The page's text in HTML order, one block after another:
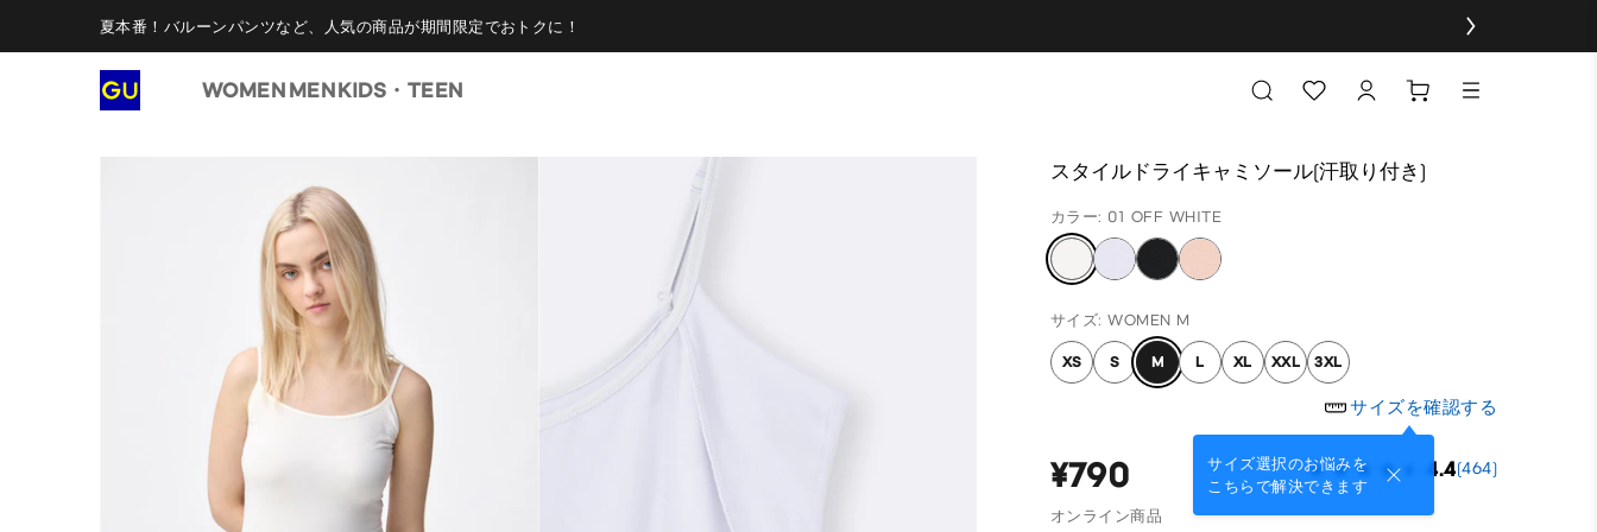
夏本番！バルーンパンツなど、人気の商品が期間限定でおトクに！
WOMEN MENKIDS・TEEN
スタイルドライキャミソール(汗取り付き)
カラー: 01 OFF WHITE
サイズ: WOMEN M
XS S M L XL XXL 3XL
サイズを確認する
サイズ選択のお悩みを
こちらで解決できます
¥790 4.4(464)
オンライン商品